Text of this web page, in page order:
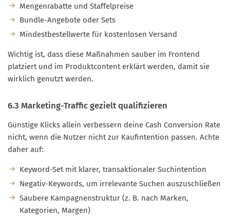
Mengenrabatte und Staffelpreise
Bundle-Angebote oder Sets
Mindestbestellwerte für kostenlosen Versand
Wichtig ist, dass diese Maßnahmen sauber im Frontend
platziert und im Produktcontent erklärt werden, damit sie
wirklich genutzt werden.
6.3 Marketing-Traffic gezielt qualifizieren
Günstige Klicks allein verbessern deine Cash Conversion Rate
nicht, wenn die Nutzer nicht zur Kaufintention passen. Achte
daher auf:
Keyword-Set mit klarer, transaktionaler Suchintention
Negativ-Keywords, um irrelevante Suchen auszuschließen
Saubere Kampagnenstruktur (z. B. nach Marken,
Kategorien, Margen)